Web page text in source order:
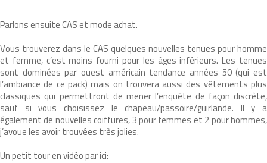
Parlons ensuite CAS et mode achat.
Vous trouverez dans le CAS quelques nouvelles tenues pour homme
et femme, c’est moins fourni pour les âges inférieurs. Les tenues
sont dominées par ouest américain tendance années 50 (qui est
l’ambiance de ce pack) mais on trouvera aussi des vêtements plus
classiques qui permettront de mener l’enquête de façon discrète,
sauf si vous choisissez le chapeau/passoire/guirlande. Il y a
également de nouvelles coiffures, 3 pour femmes et 2 pour hommes,
j’avoue les avoir trouvées très jolies.
Un petit tour en vidéo par ici: